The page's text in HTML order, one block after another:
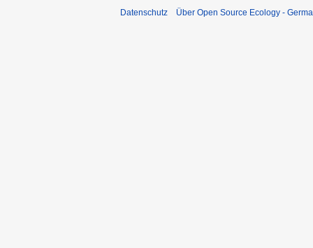
Datenschutz Über Open Source Ecology -